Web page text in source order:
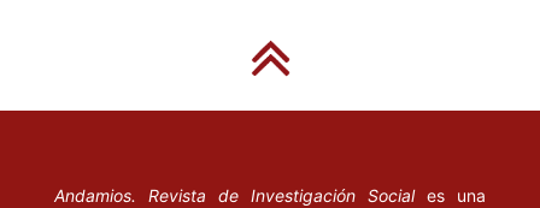
Andamios. Revista de Investigación Social es una